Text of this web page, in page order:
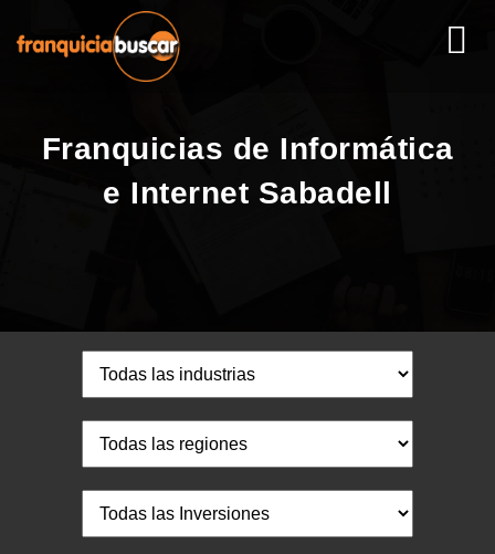
Franquicias de Informática
e Internet Sabadell